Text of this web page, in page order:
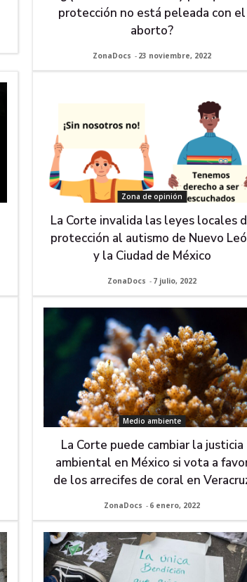
protección no está peleada con el
aborto?
ZonaDocs - 23 noviembre, 2022
Zona de opinión
La Corte invalida las leyes locales
protección al autismo de Nuevo
y la Ciudad de México
ZonaDocs - 7 julio, 2022
Medio ambiente
La Corte puede cambiar la justicia
ambiental en México si vota a
de los arrecifes de coral en
ZonaDocs - 6 enero, 2022